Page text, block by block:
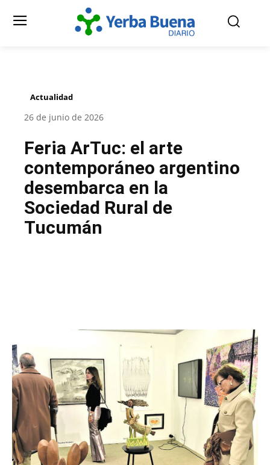
Actualidad
26 de junio de 2026
Feria ArTuc: el arte
contemporáneo argentino
desembarca en la
Sociedad Rural de
Tucumán